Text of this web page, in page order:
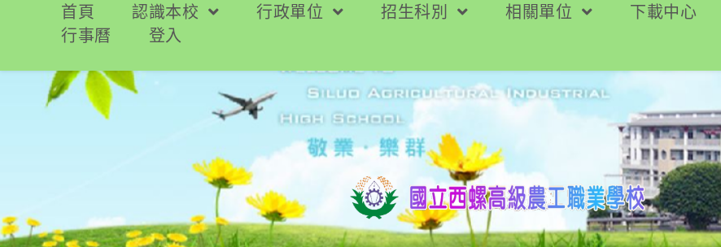
要
首頁 認識本校 行政單位 招生科別 相關單位 下載中心
行事曆
登入